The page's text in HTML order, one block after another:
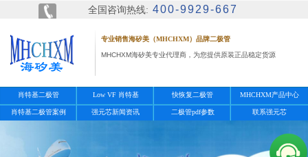
全国咨询热线: 400-9929-667
专业销售海矽美（MHCHXM）品牌二极管
MHCHXM海矽美专业代理商，为您提供原装正品稳定货源
肖特基二极管 Low VF 肖特基 快恢复二极管 MHCHXM产品中心
肖特基二极管案例 强元芯新闻资讯 二极管pdf参数 联系强元芯